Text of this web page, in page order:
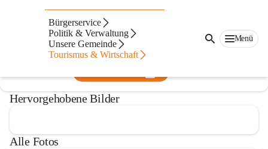
Bürgerservice
Politik & Verwaltung
Unsere Gemeinde
Tourismus & Wirtschaft
Menü
Oststeiermark Tourismus
@tourismusverband-oststeiermark
Tourismusverein
Hervorgehobene Bilder
Alle Fotos